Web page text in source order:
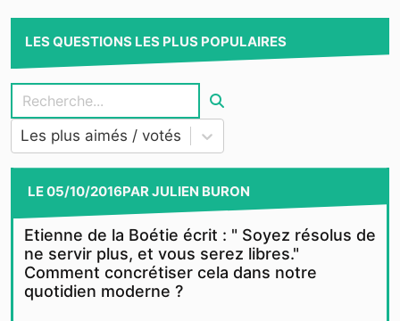
LES QUESTIONS LES PLUS POPULAIRES
Les plus aimés / votés
LE05/10/2016PARJULIEN BURON
Etienne de la Boétie écrit : " Soyez résolus de
ne servir plus, et vous serez libres."
Comment concrétiser cela dans notre
quotidien moderne ?